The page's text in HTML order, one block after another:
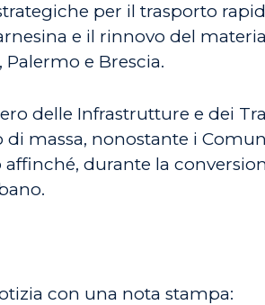
per il trasporto
e il rinnovo del
e Brescia.
delle Infrastrutture e dei
di massa, nonostante i
durante la
con una nota stampa: